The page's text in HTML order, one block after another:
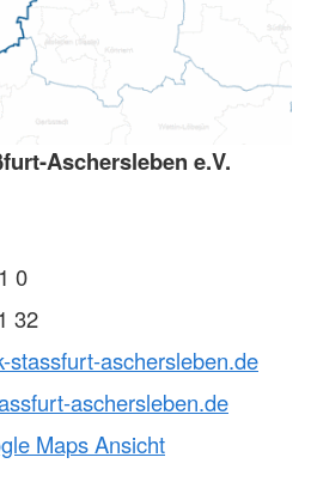
Aschersleben e.V.
0
32
stassfurt-aschersleben.de
aschersleben.de
Maps Ansicht